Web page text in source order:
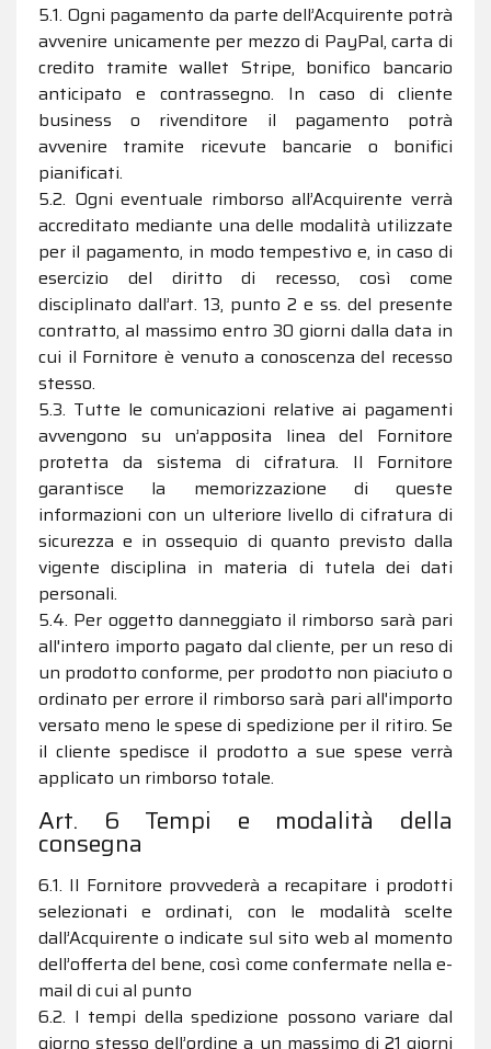
5.1. Ogni pagamento da parte dell’Acquirente potrà
avvenire unicamente per mezzo di PayPal, carta di
credito tramite wallet Stripe, bonifico bancario
anticipato e contrassegno. In caso di cliente
business o rivenditore il pagamento potrà
avvenire tramite ricevute bancarie o bonifici
pianificati.
5.2. Ogni eventuale rimborso all’Acquirente verrà
accreditato mediante una delle modalità utilizzate
per il pagamento, in modo tempestivo e, in caso di
esercizio del diritto di recesso, così come
disciplinato dall’art. 13, punto 2 e ss. del presente
contratto, al massimo entro 30 giorni dalla data in
cui il Fornitore è venuto a conoscenza del recesso
stesso.
5.3. Tutte le comunicazioni relative ai pagamenti
avvengono su un’apposita linea del Fornitore
protetta da sistema di cifratura. Il Fornitore
garantisce la memorizzazione di queste
informazioni con un ulteriore livello di cifratura di
sicurezza e in ossequio di quanto previsto dalla
vigente disciplina in materia di tutela dei dati
personali.
5.4. Per oggetto danneggiato il rimborso sarà pari
all'intero importo pagato dal cliente, per un reso di
un prodotto conforme, per prodotto non piaciuto o
ordinato per errore il rimborso sarà pari all'importo
versato meno le spese di spedizione per il ritiro. Se
il cliente spedisce il prodotto a sue spese verrà
applicato un rimborso totale.
Art. 6 Tempi e modalità della
consegna
6.1. Il Fornitore provvederà a recapitare i prodotti
selezionati e ordinati, con le modalità scelte
dall’Acquirente o indicate sul sito web al momento
dell’offerta del bene, così come confermate nella e-
mail di cui al punto
6.2. I tempi della spedizione possono variare dal
giorno stesso dell’ordine a un massimo di 21 giorni